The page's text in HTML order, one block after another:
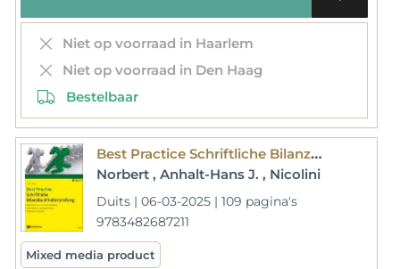
Niet op voorraad in Haarlem
Niet op voorraad in Den Haag
Bestelbaar
Best Practice Schriftliche Bilanzbuchhalterprüfung
Norbert , Anhalt-Hans J. , Nicolini
Duits | 06-03-2025 | 109 pagina's
9783482687211
Mixed media product